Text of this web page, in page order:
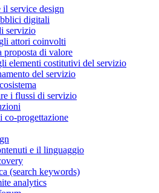
il service design
digitali
servizio
attori coinvolti
proposta di valore
elementi costitutivi del servizio
del servizio
i flussi di servizio
co-progettazione
e il linguaggio
(search keywords)
analytics